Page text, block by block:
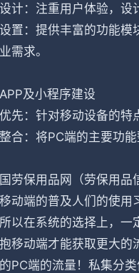
计：注重用户体验，设
置：提供丰富的功能模
需求。
及小程序建设
先：针对移动设备的特
合：将PC端的主要功
劳保用品网（劳保用品
动端的普及人们的使
以在系统的选择上，一
移动端才能获取更大
PC端的流量！私集分